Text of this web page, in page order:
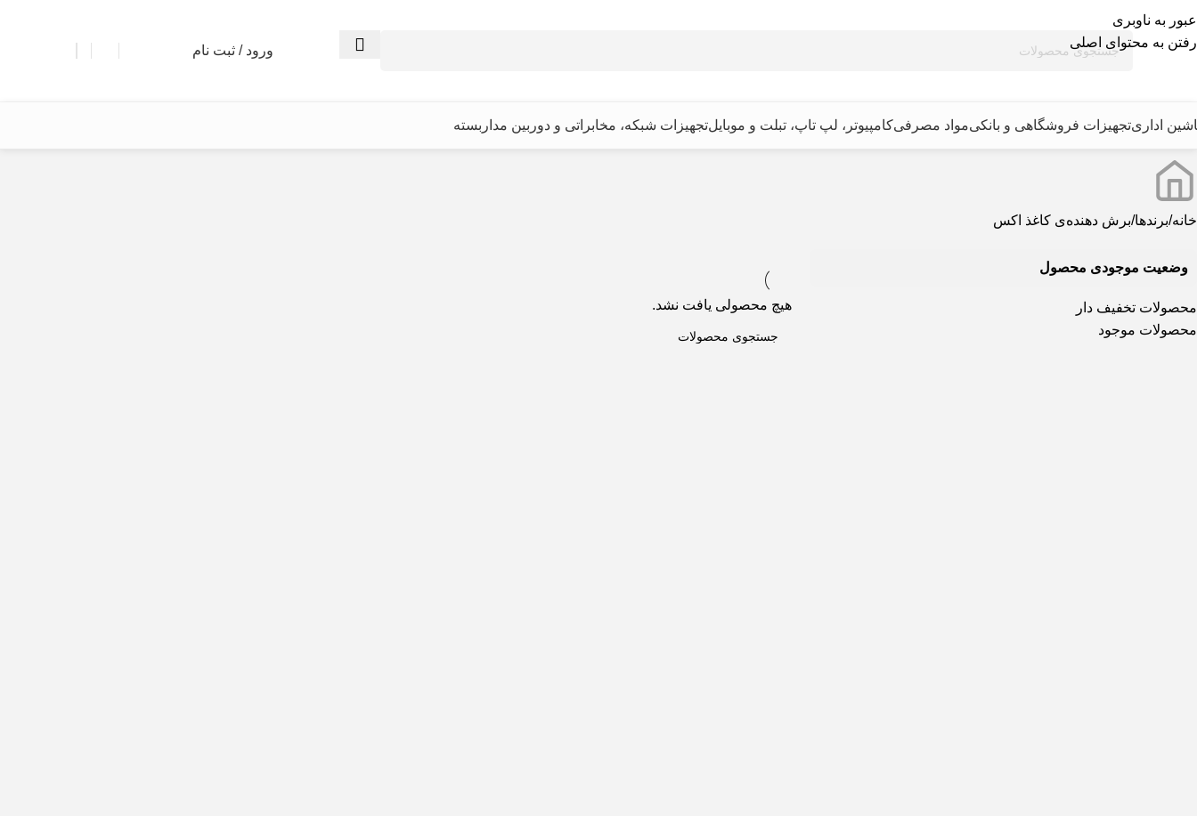
عبور به ناوبری
رفتن به محتوای اصلی
ورود / ثبت نام
اداریتجهیزات فروشگاهی و بانکیمواد مصرفیکامپیوتر، لپ تاپ، تبلت و موبایلتجهیزات شبکه، مخابراتی و دوربین مداربسته
خانه برندها برش دهنده‌ی کاغذ اکس
وضعیت موجودی محصول
محصولات تخفیف دار
محصولات موجود
هیچ محصولی یافت نشد.